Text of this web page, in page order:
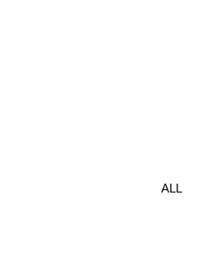
ALL